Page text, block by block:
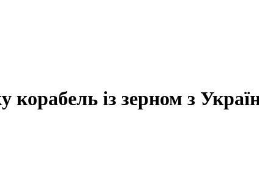
корабель із зерном з